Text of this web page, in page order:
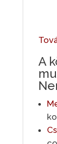
A